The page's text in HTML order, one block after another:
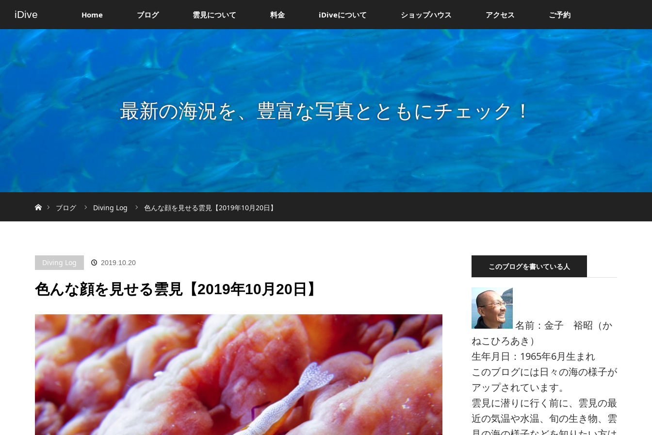
iDive Home ブログ 雲見について 料金 iDiveについて ショップハウス アクセス ご予約
最新の海況を、豊富な写真とともにチェック！
ブログ
Diving Log 色んな顔を見せる雲見【2019年10月20日】
Diving Log 2019.10.20
色んな顔を見せる雲見【2019年10月20日】
このブログを書いている人
名前：金子 裕昭（か
ねこひろあき）
生年月日：1965年6月生まれ
このブログには日々の海の様子が
アップされています。
雲見に潜りに行く前に、雲見の最
近の気温や水温、旬の生き物、雲